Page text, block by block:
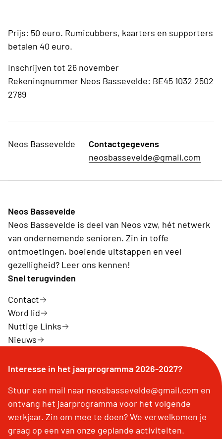
Prijs: 50 euro. Rumicubbers, kaarters en supporters
betalen 40 euro.
Inschrijven tot 26 november
Rekeningnummer Neos Bassevelde: BE45 1032 2502
2789
Neos Bassevelde
Contactgegevens
neosbassevelde@gmail.com
Neos Bassevelde
Neos Bassevelde is deel van Neos vzw, hét netwerk
van ondernemende senioren. Zin in toffe
ontmoetingen, boeiende uitstappen en veel
gezelligheid? Leer ons kennen!
Snel terugvinden
Contact
Word lid
Nuttige Links
Nieuws
Interesse in het jaarprogramma 2026-2027?
Stuur een mail naar neosbassevelde@gmail.com en
ontvang het jaarprogramma voor het volgende
werkjaar. Zin om mee te doen? We verwelkomen je
graag op een van onze geplande activiteiten.